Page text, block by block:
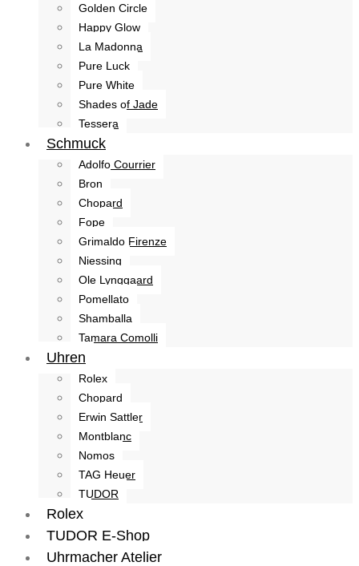
Golden Circle
Happy Glow
La Madonna
Pure Luck
Pure White
Shades of Jade
Tessera
Schmuck
Adolfo Courrier
Bron
Chopard
Fope
Grimaldo Firenze
Niessing
Ole Lynggaard
Pomellato
Shamballa
Tamara Comolli
Uhren
Rolex
Chopard
Erwin Sattler
Montblanc
Nomos
TAG Heuer
TUDOR
Rolex
TUDOR E-Shop
Uhrmacher Atelier